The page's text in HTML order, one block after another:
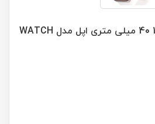
ساعت هوشمند سری 10 40 میلی متری اپل مدل WATCH